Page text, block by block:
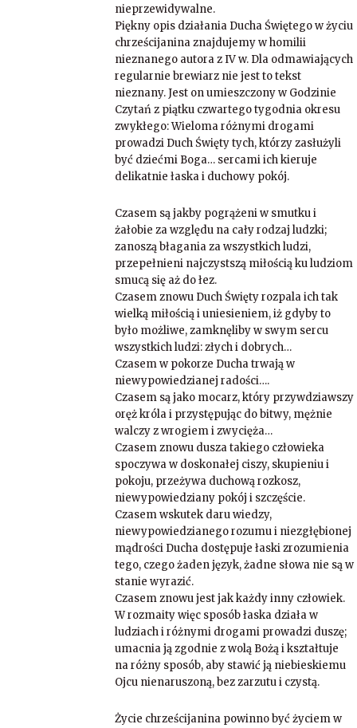
nieprzewidywalne.
Piękny opis działania Ducha Świętego w życiu
chrześcijanina znajdujemy w homilii
nieznanego autora z IV w. Dla odmawiających
regularnie brewiarz nie jest to tekst
nieznany. Jest on umieszczony w Godzinie
Czytań z piątku czwartego tygodnia okresu
zwykłego: Wieloma różnymi drogami
prowadzi Duch Święty tych, którzy zasłużyli
być dziećmi Boga… sercami ich kieruje
delikatnie łaska i duchowy pokój.
Czasem są jakby pogrążeni w smutku i
żałobie za względu na cały rodzaj ludzki;
zanoszą błagania za wszystkich ludzi,
przepełnieni najczystszą miłością ku ludziom
smucą się aż do łez.
Czasem znowu Duch Święty rozpala ich tak
wielką miłością i uniesieniem, iż gdyby to
było możliwe, zamknęliby w swym sercu
wszystkich ludzi: złych i dobrych…
Czasem w pokorze Ducha trwają w
niewypowiedzianej radości….
Czasem są jako mocarz, który przywdziawszy
oręż króla i przystępując do bitwy, mężnie
walczy z wrogiem i zwycięża…
Czasem znowu dusza takiego człowieka
spoczywa w doskonałej ciszy, skupieniu i
pokoju, przeżywa duchową rozkosz,
niewypowiedziany pokój i szczęście.
Czasem wskutek daru wiedzy,
niewypowiedzianego rozumu i niezgłębionej
mądrości Ducha dostępuje łaski zrozumienia
tego, czego żaden język, żadne słowa nie są w
stanie wyrazić.
Czasem znowu jest jak każdy inny człowiek.
W rozmaity więc sposób łaska działa w
ludziach i różnymi drogami prowadzi duszę;
umacnia ją zgodnie z wolą Bożą i kształtuje
na różny sposób, aby stawić ją niebieskiemu
Ojcu nienaruszoną, bez zarzutu i czystą.
Życie chrześcijanina powinno być życiem w